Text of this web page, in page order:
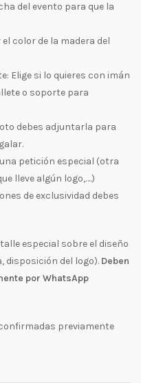
del evento para que la
color de la madera del
Elige si lo quieres con imán
o soporte para
debes adjuntarla para
petición especial (otra
lleve algún logo,….)
de exclusividad debes
especial sobre el diseño
disposición del logo). Deben
por WhatsApp
previamente